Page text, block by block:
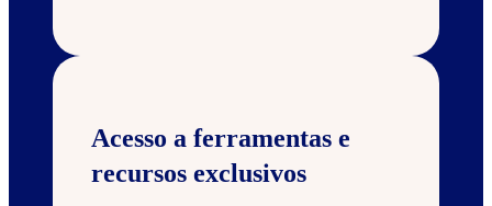
Acesso a ferramentas e
recursos exclusivos